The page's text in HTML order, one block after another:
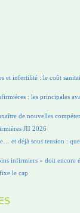
et infertilité : le coût
: les principales
de nouvelles
JII 2026
et déjà sous tension :
infirmiers » doit encore
le cap